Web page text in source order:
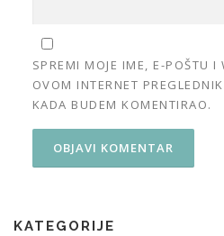
SPREMI MOJE IME, E-POŠTU I
OVOM INTERNET
KADA BUDEM KOMENTIRAO.
KATEGORIJE